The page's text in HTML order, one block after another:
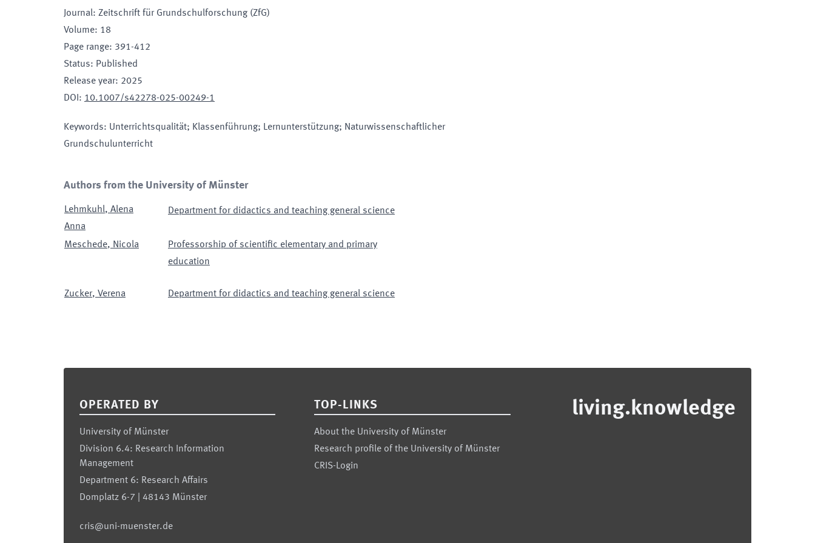
Journal: Zeitschrift für Grundschulforschung (ZfG)
Volume: 18
Page range: 391-412
Status: Published
Release year: 2025
DOI : 10.1007/s42278-025-00249-1
Keywords: Unterrichtsqualität; Klassenführung; Lernunterstützung; Naturwissenschaftlicher
Grundschulunterricht
Authors from the University of Münster
Lehmkuhl, Alena
Anna
Department for didactics and teaching general science
Meschede, Nicola
Professorship of scientific elementary and primary
education
Zucker, Verena Department for didactics and teaching general science
OPERATED BY
University of Münster
Division 6.4: Research Information
Management
Department 6: Research Affairs
Domplatz 6-7 | 48143 Münster
cris@uni-muenster.de
TOP-LINKS
About the University of Münster
Research profile of the University of Münster
CRIS-Login
living.knowledge